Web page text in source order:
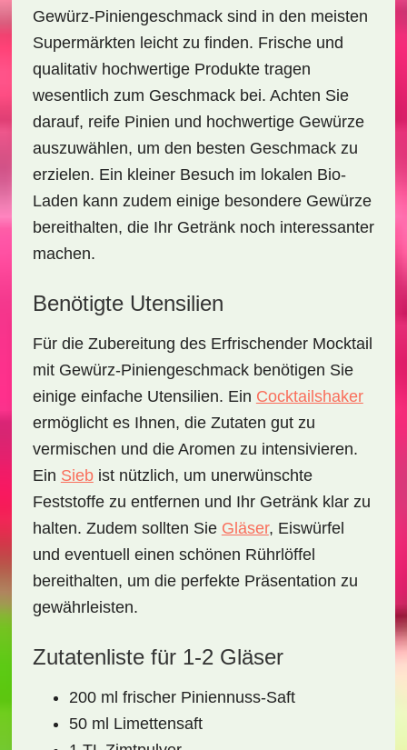
Gewürz-Piniengeschmacksind in den meisten
Supermärkten leicht zu finden. Frische und
qualitativ hochwertige Produkte tragen
wesentlich zum Geschmack bei. Achten Sie
darauf, reife Pinien und hochwertige Gewürze
auszuwählen, um den besten Geschmack zu
erzielen. Ein kleiner Besuch im lokalen Bio-
Laden kann zudem einige besondere Gewürze
bereithalten, die Ihr Getränk noch interessanter
machen.
Benötigte Utensilien
Für die Zubereitung des Erfrischender Mocktail
mit Gewürz-Piniengeschmackbenötigen Sie
einige einfache Utensilien. Ein Cocktailshaker
ermöglicht es Ihnen, die Zutaten gut zu
vermischen und die Aromen zu intensivieren.
Ein Siebist nützlich, um unerwünschte
Feststoffe zu entfernen und Ihr Getränk klar zu
halten. Zudem sollten Sie Gläser, Eiswürfel
und eventuell einen schönen Rührlöffel
bereithalten, um die perfekte Präsentation zu
gewährleisten.
Zutatenliste für 1-2 Gläser
200 ml frischer Piniennuss-Saft
50 ml Limettensaft